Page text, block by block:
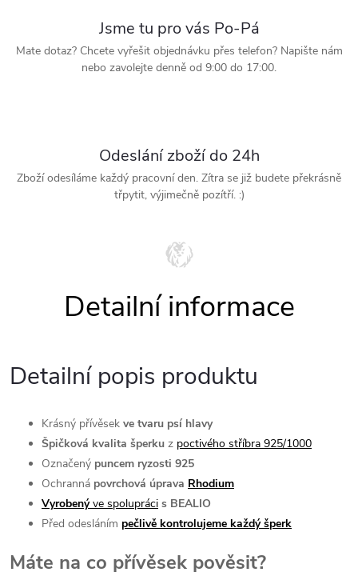
Jsme tu pro vás Po-Pá
Mate dotaz? Chcete vyřešit objednávku přes telefon? Napište nám
nebo zavolejte denně od 9:00 do 17:00.
Odeslání zboží do 24h
Zboží odesíláme každý pracovní den. Zítra se již budete překrásně
třpytit, výjimečně pozítří. :)
Detailní popis produktu
Krásný přívěsek ve tvaru psí hlavy
Špičková kvalita šperku z poctivého stříbra 925/1000
Označený puncem ryzosti 925
Ochranná povrchová úprava Rhodium
Vyrobenýve spolupráci s BEALIO
Před odesláním pečlivě kontrolujeme každý šperk
Máte na co přívěsek pověsit?